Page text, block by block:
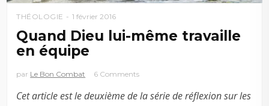
THÉOLOGIE 1 février 2016
Quand Dieu lui-même travaille
en équipe
par Le Bon Combat 6 Comments
Cet article est le deuxième de la série de réflexion sur les